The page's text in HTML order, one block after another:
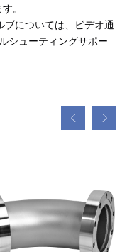
。
については、ビデオ通
シューティングサポー